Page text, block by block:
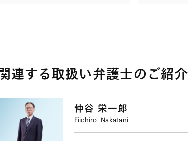
関連する取扱い弁護士のご紹介
仲谷 栄一郎
Eiichiro Nakatani